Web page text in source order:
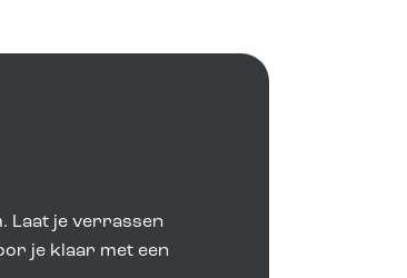
Laat je verrassen
je klaar met een